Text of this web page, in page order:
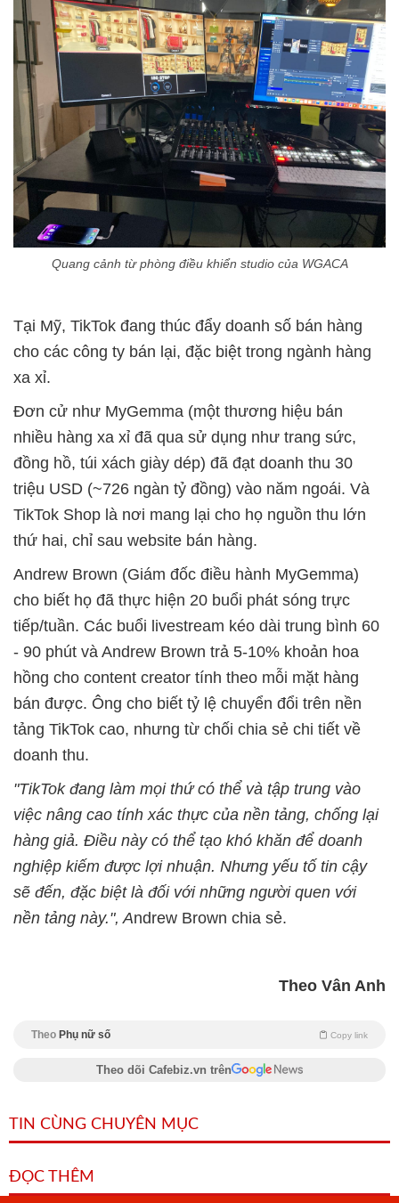
Quang cảnh từ phòng điều khiển studio của WGACA
Tại Mỹ, TikTok đang thúc đẩy doanh số bán hàng
cho các công ty bán lại, đặc biệt trong ngành hàng
xa xỉ.
Đơn cử như MyGemma (một thương hiệu bán
nhiều hàng xa xỉ đã qua sử dụng như trang sức,
đồng hồ, túi xách giày dép) đã đạt doanh thu 30
triệu USD (~726 ngàn tỷ đồng) vào năm ngoái. Và
TikTok Shop là nơi mang lại cho họ nguồn thu lớn
thứ hai, chỉ sau website bán hàng.
Andrew Brown (Giám đốc điều hành MyGemma)
cho biết họ đã thực hiện 20 buổi phát sóng trực
tiếp/tuần. Các buổi livestream kéo dài trung bình 60
- 90 phút và Andrew Brown trả 5-10% khoản hoa
hồng cho content creator tính theo mỗi mặt hàng
bán được. Ông cho biết tỷ lệ chuyển đổi trên nền
tảng TikTok cao, nhưng từ chối chia sẻ chi tiết về
doanh thu.
"TikTok đang làm mọi thứ có thể và tập trung vào
việc nâng cao tính xác thực của nền tảng, chống lại
hàng giả. Điều này có thể tạo khó khăn để doanh
nghiệp kiếm được lợi nhuận. Nhưng yếu tố tin cậy
sẽ đến, đặc biệt là đối với những người quen với
nền tảng này.", Andrew Brown chia sẻ.
Theo Vân Anh
Theo Phụ nữ số Copy link
Theo dõi Cafebiz.vn trên
TIN CÙNG CHUYÊN MỤC
ĐỌC THÊM